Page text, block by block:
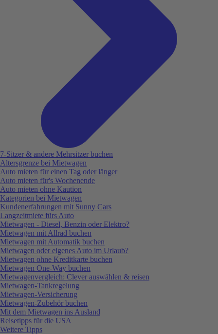
7-Sitzer & andere Mehrsitzer buchen
Altersgrenze bei Mietwagen
Auto mieten für einen Tag oder länger
Auto mieten für's Wochenende
Auto mieten ohne Kaution
Kategorien bei Mietwagen
Kundenerfahrungen mit Sunny Cars
Langzeitmiete fürs Auto
Mietwagen - Diesel, Benzin oder Elektro?
Mietwagen mit Allrad buchen
Mietwagen mit Automatik buchen
Mietwagen oder eigenes Auto im Urlaub?
Mietwagen ohne Kreditkarte buchen
Mietwagen One-Way buchen
Mietwagenvergleich: Clever auswählen & reisen
Mietwagen-Tankregelung
Mietwagen-Versicherung
Mietwagen-Zubehör buchen
Mit dem Mietwagen ins Ausland
Reisetipps für die USA
Weitere Tipps